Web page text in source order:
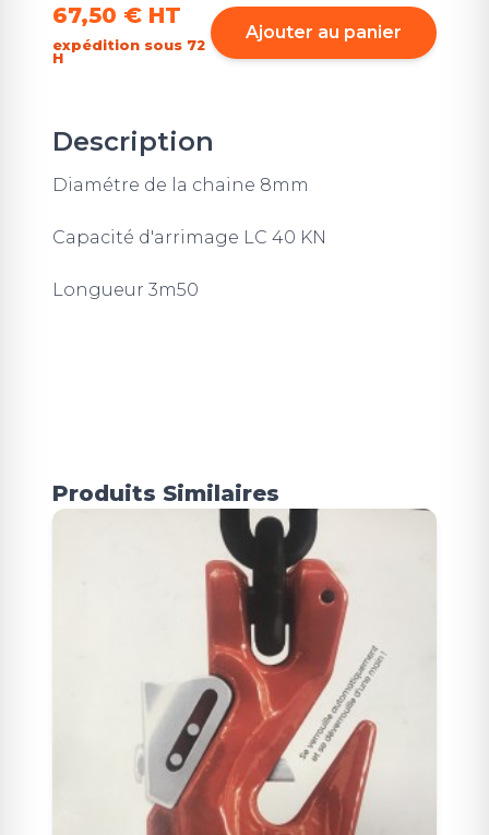
67,50 € HT
expédition sous 72
H
Ajouter au panier
Description
Diamétre de la chaine 8mm
Capacité d'arrimage LC 40 KN
Longueur 3m50
Produits Similaires